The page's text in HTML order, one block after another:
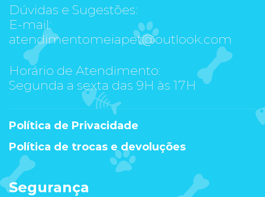
Dúvidas e Sugestões:
E-mail:
atendimentomeiapet@outlook.com
Horário de Atendimento:
Segunda a sexta das 9H às 17H
Política de Privacidade
Política de trocas e devoluções
Segurança